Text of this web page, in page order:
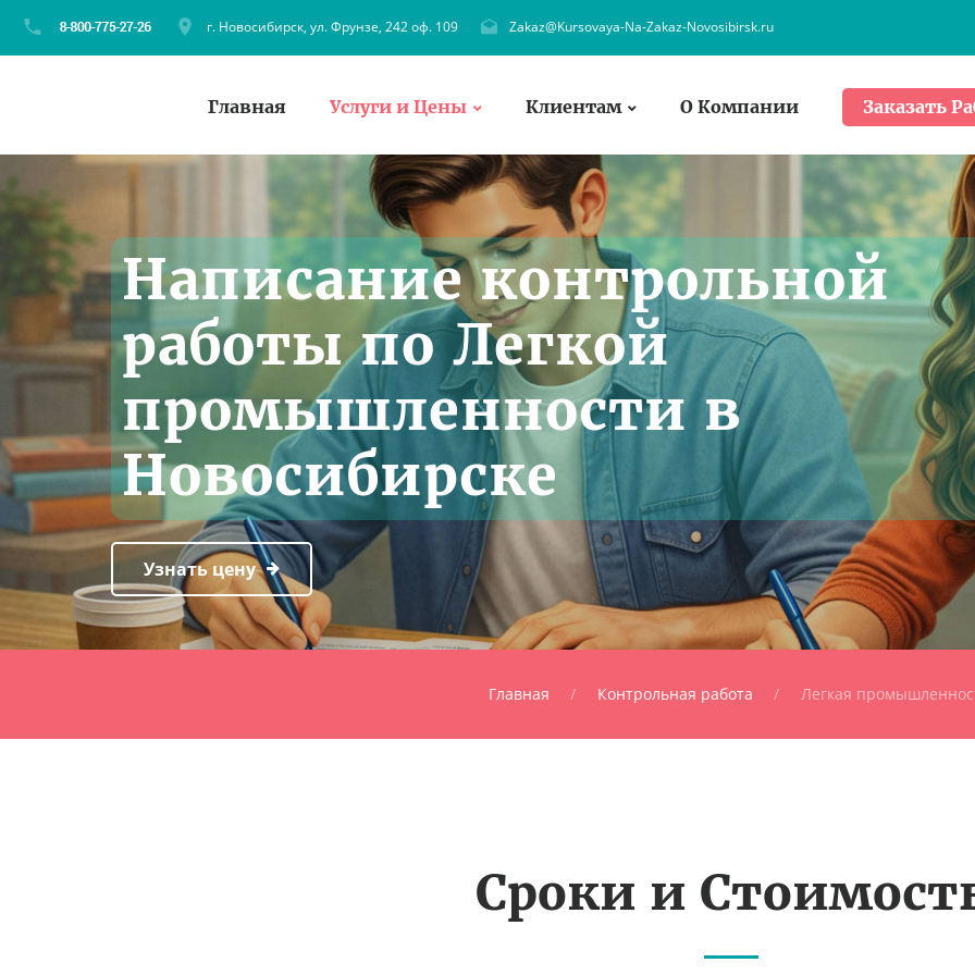
г. Новосибирск, ул. Фрунзе, 242 оф. 109 Zakaz@Kursovaya-Na-Zakaz-Novosibirsk.ru
Главная Услуги и Цены Клиентам О Компании Заказать
Написание контрольной
работы по Легкой
промышленности в
Новосибирске
Узнать цену
Главная Контрольная работа Легкая
Сроки и